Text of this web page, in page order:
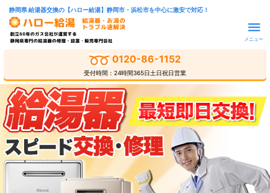
静岡県 給湯器交換の【ハロー給湯】静岡市・浜松市を中心に激安で対応！
メニュー
0120-86-1152
受付時間：24時間365日土日祝日営業